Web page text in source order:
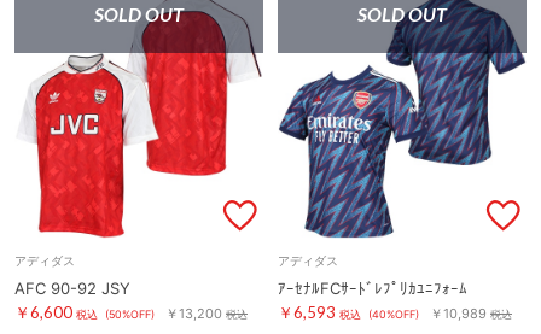
SOLD OUT
アディダス
AFC 90-92 JSY
￥6,600 税込 (50%OFF) ￥13,200 税込
SOLD OUT
アディダス
ｱｰｾﾅﾙFCｻｰﾄﾞﾚﾌﾟﾘｶﾕﾆﾌｫｰﾑ
￥6,593 税込 (40%OFF) ￥10,989 税込